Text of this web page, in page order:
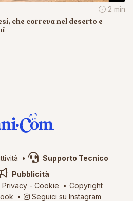
2 min
che correva nel deserto e
Supporto Tecnico
Pubblicità
Privacy- Cookie
Copyright
Seguici su Instagram